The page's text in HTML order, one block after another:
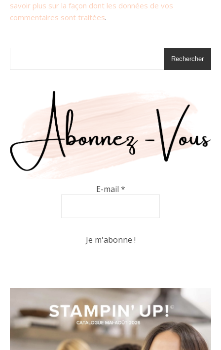
savoir plus sur la façon dont les données de vos
commentaires sont traitées.
Rechercher
E-mail *